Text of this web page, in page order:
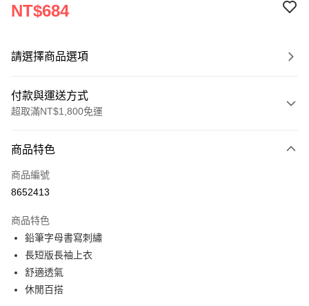
NT$684
請選擇商品選項
付款與運送方式
超取滿NT$1,800免運
信用卡一次付款
超商取貨付款
街口支付
悠遊付
AFTEE先享後付
商品特色
商品編號
8652413
商品特色
鉛筆字母書寫刺繡
長短版長袖上衣
舒適透氣
休閒百搭